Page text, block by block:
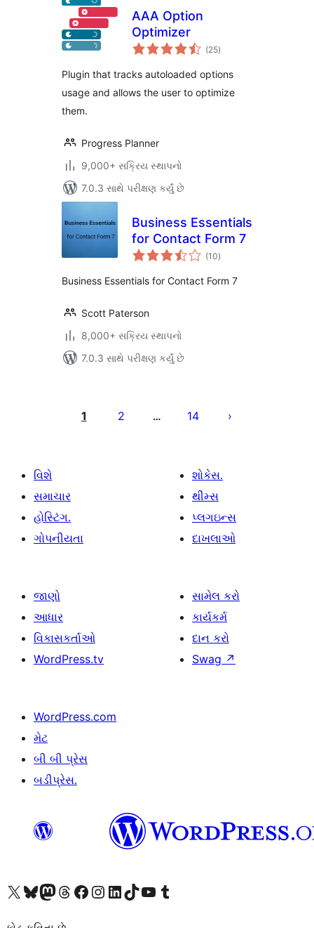
AAA Option
Optimizer
(25કુલ
રેટિંગ્સ
)
Plugin that tracks autoloaded options
usage and allows the user to optimize
them.
Progress Planner
9,000+ સક્રિય સ્થાપનો
7.0.3 સાથે પરીક્ષણ કર્યું છે
Business Essentials
for Contact Form 7
(10કુલ
રેટિંગ્સ
)
Business Essentials for Contact Form 7
Scott Paterson
8,000+ સક્રિય સ્થાપનો
7.0.3 સાથે પરીક્ષણ કર્યું છે
પૃષ્ઠ
1 2 … 14
વિશે
સમાચાર
હોસ્ટિંગ.
ગોપનીયતા
શોકેસ.
થીમ્સ
પ્લગઇન્સ
દાખલાઓ
જાણો
આધાર
વિકાસકર્તાઓ
WordPress.tv
સામેલ કરો
કાર્યકર્મ
દાન કરો
Swag ↗
WordPress.com
મેટ
બી બી પ્રેસ
બડીપ્રેસ.
અમારા X (અગાઉ ટ્વિટર) એકાઉન્ટની મુલાકાત લોઅમારા Bluesky એકાઉન્ટની મુલાકાત લોઅમારા માસ્ટોડોન એકાઉન્ટની મુલાકાત લોઅમારા Threads એકાઉન્ટની મુલાકાત લો અમારા ફેસબુક પેજની મુલાકાત લોઅમારા ઇન્સ્ટાગ્રામ એકાઉન્ટની મુલાકાત લો અમારા LinkedIn એકાઉન્ટની મુલાકાત લોઅમારા TikTok એકાઉન્ટની મુલાકાત લોઅમારી YouTube ચેનલની મુલાકાત લો અમારા Tumblr એકાઉન્ટની મુલાકાત લો